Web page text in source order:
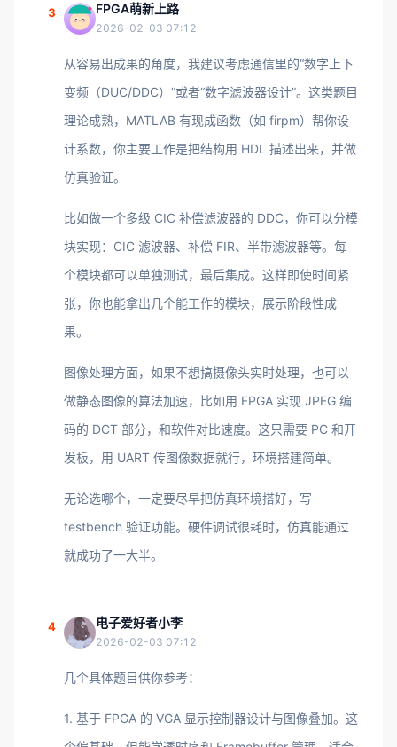
3 FPGA萌新上路
2026-02-03 07:12
从容易出成果的角度，我建议考虑通信里的“数字上下
变频（DUC/DDC）”或者“数字滤波器设计”。这类题目
理论成熟，MATLAB 有现成函数（如 firpm）帮你设
计系数，你主要工作是把结构用 HDL 描述出来，并做
仿真验证。
比如做一个多级 CIC 补偿滤波器的 DDC，你可以分模
块实现：CIC 滤波器、补偿 FIR、半带滤波器等。每
个模块都可以单独测试，最后集成。这样即使时间紧
张，你也能拿出几个能工作的模块，展示阶段性成
果。
图像处理方面，如果不想搞摄像头实时处理，也可以
做静态图像的算法加速，比如用 FPGA 实现 JPEG 编
码的 DCT 部分，和软件对比速度。这只需要 PC 和开
发板，用 UART 传图像数据就行，环境搭建简单。
无论选哪个，一定要尽早把仿真环境搭好，写
testbench 验证功能。硬件调试很耗时，仿真能通过
就成功了一大半。
4 电子爱好者小李
2026-02-03 07:12
几个具体题目供你参考：
1. 基于 FPGA 的 VGA 显示控制器设计与图像叠加。这